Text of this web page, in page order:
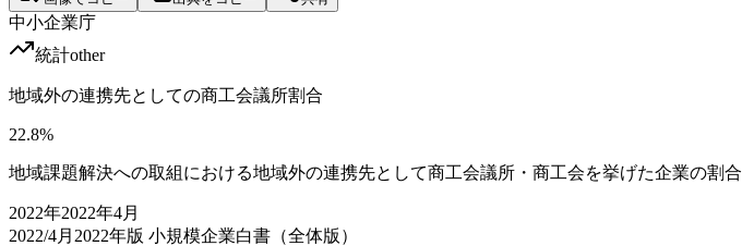
中小企業庁
統計other
地域外の連携先としての商工会議所割合
22.8%
地域課題解決への取組における地域外の連携先として商工会議所・商工会を挙げた企業の割合
2022年2022年4月
2022/4月 2022年版 小規模企業白書（全体版）